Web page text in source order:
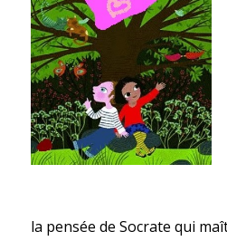
la pensée de Socrate qui